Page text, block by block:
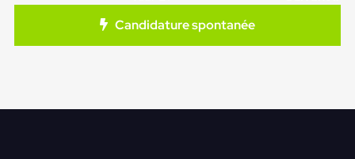
Candidature spontanée